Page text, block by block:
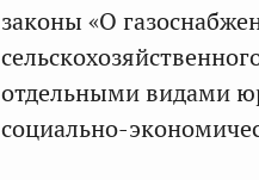
законы «О
отдельными видами
социально-